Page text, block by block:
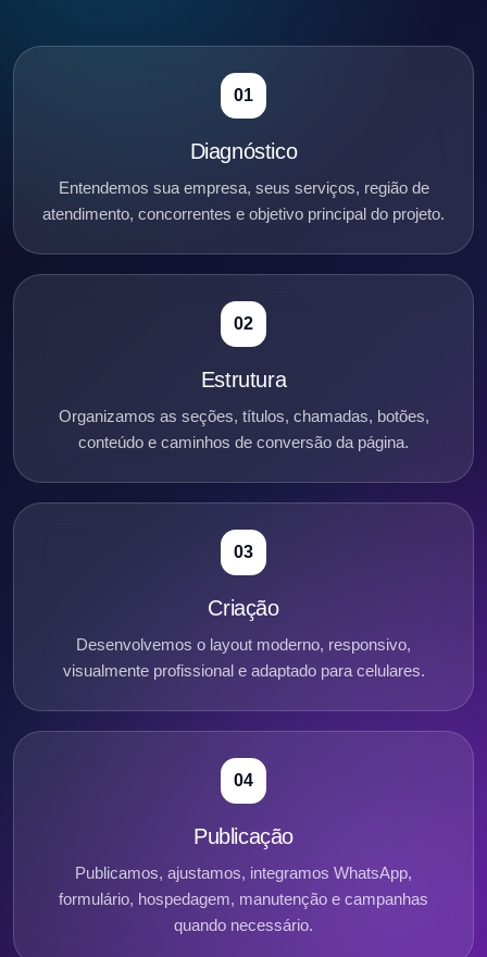
01
Diagnóstico
Entendemos sua empresa, seus serviços, região de
atendimento, concorrentes e objetivo principal do projeto.
02
Estrutura
Organizamos as seções, títulos, chamadas, botões,
conteúdo e caminhos de conversão da página.
03
Criação
Desenvolvemos o layout moderno, responsivo,
visualmente profissional e adaptado para celulares.
04
Publicação
Publicamos, ajustamos, integramos WhatsApp,
formulário, hospedagem, manutenção e campanhas
quando necessário.